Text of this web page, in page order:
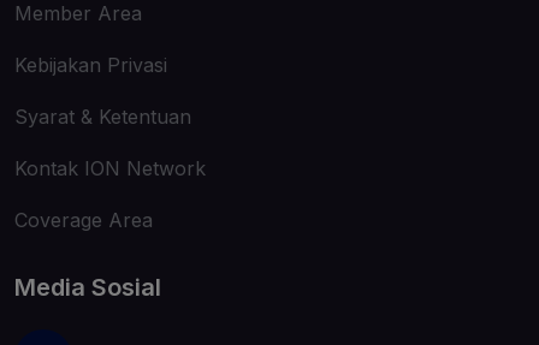
Member Area
Kebijakan Privasi
Syarat & Ketentuan
Kontak ION Network
Coverage Area
Media Sosial